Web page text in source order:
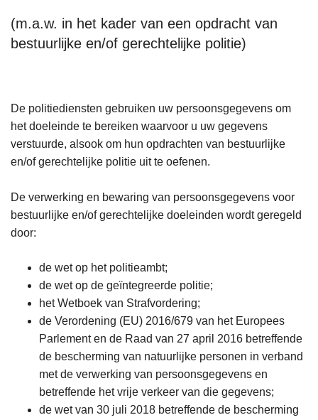
(m.a.w. in het kader van een opdracht van
bestuurlijke en/of gerechtelijke politie)
De politiediensten gebruiken uw persoonsgegevens om
het doeleinde te bereiken waarvoor u uw gegevens
verstuurde, alsook om hun opdrachten van bestuurlijke
en/of gerechtelijke politie uit te oefenen.
De verwerking en bewaring van persoonsgegevens voor
bestuurlijke en/of gerechtelijke doeleinden wordt geregeld
door:
de wet op het politieambt;
de wet op de geïntegreerde politie;
het Wetboek van Strafvordering;
de Verordening (EU) 2016/679 van het Europees
Parlement en de Raad van 27 april 2016 betreffende
de bescherming van natuurlijke personen in verband
met de verwerking van persoonsgegevens en
betreffende het vrije verkeer van die gegevens;
de wet van 30 juli 2018 betreffende de bescherming